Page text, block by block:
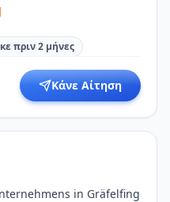
πριν 2 μήνες
Κάνε Αίτηση
in Gräfelfing